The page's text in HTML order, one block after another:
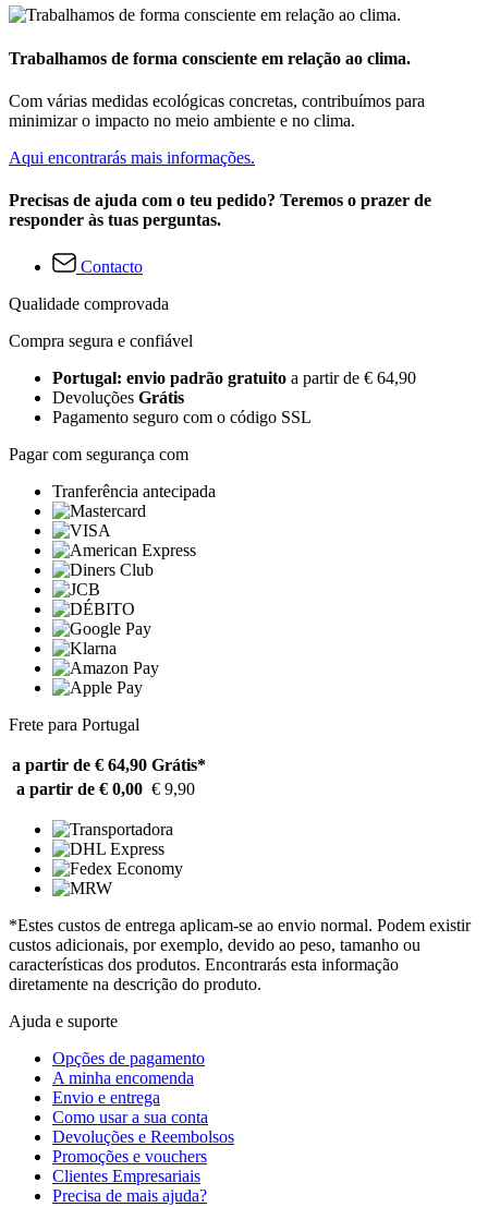
Trabalhamos de forma consciente em relação ao clima.
Com várias medidas ecológicas concretas, contribuímos para
minimizar o impacto no meio ambiente e no clima.
Aqui encontrarás mais informações.
Precisas de ajuda com o teu pedido? Teremos o prazer de
responder às tuas perguntas.
Contacto
Qualidade comprovada
Compra segura e confiável
Portugal: envio padrão gratuito a partir de € 64,90
Devoluções Grátis
Pagamento seguro com o código SSL
Pagar com segurança com
Tranferência antecipada
Frete para Portugal
a partir de € 64,90 Grátis*
a partir de € 0,00 € 9,90
*Estes custos de entrega aplicam-se ao envio normal. Podem existir
custos adicionais, por exemplo, devido ao peso, tamanho ou
características dos produtos. Encontrarás esta informação
diretamente na descrição do produto.
Ajuda e suporte
Opções de pagamento
A minha encomenda
Envio e entrega
Como usar a sua conta
Devoluções e Reembolsos
Promoções e vouchers
Clientes Empresariais
Precisa de mais ajuda?